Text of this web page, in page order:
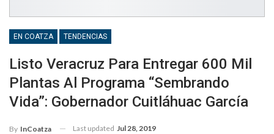
EN COATZA TENDENCIAS
Listo Veracruz Para Entregar 600 Mil
Plantas Al Programa “Sembrando
Vida”: Gobernador Cuitláhuac García
By InCoatza Last updated Jul 28, 2019